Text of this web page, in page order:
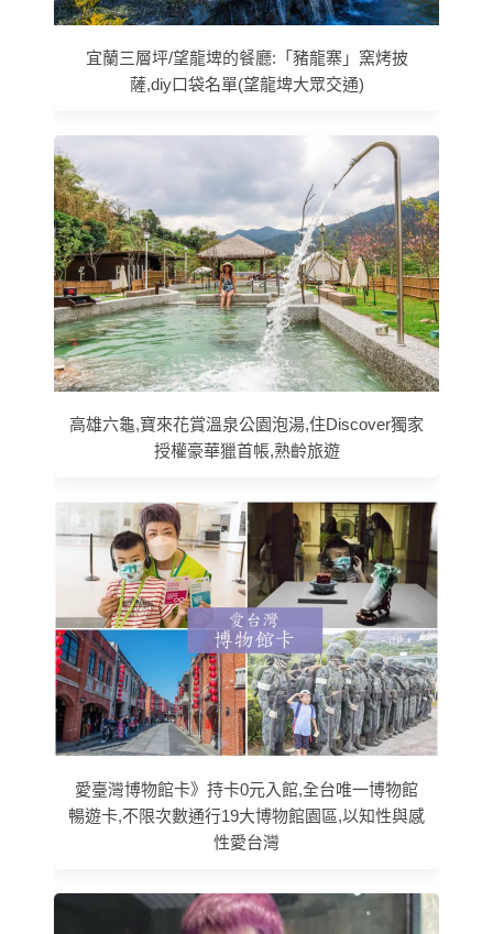
宜蘭三層坪/望龍埤的餐廳:「豬龍寨」窯烤披
薩,diy口袋名單(望龍埤大眾交通)
高雄六龜,寶來花賞溫泉公園泡湯,住Discover獨家
授權豪華獵首帳,熟齡旅遊
愛臺灣博物館卡》持卡0元入館,全台唯一博物館
暢遊卡,不限次數通行19大博物館園區,以知性與感
性愛台灣